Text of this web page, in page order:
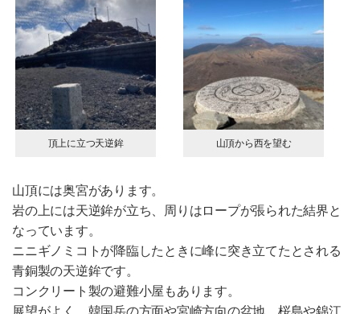
頂上に立つ天逆鉾 山頂から西を望む
山頂には奥宮があります。
岩の上には天逆鉾が立ち、周りはロープが張られた結界と
なっています。
ニニギノミコトが降臨したときに峰に突き立てたとされる
青銅製の天逆鉾です。
コンクリート製の避難小屋もあります。